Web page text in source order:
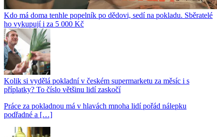
Kdo má doma tenhle popelník po dědovi, sedí na pokladu. Sběratelé
ho vykupují i za 5 000 Kč
Kolik si vydělá pokladní v českém supermarketu za měsíc i s
příplatky? To číslo většinu lidí zaskočí
Práce za pokladnou má v hlavách mnoha lidí pořád nálepku
podřadné a […]